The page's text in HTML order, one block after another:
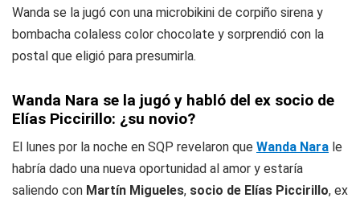
Wanda se la jugó con una microbikini de corpiño sirena y
bombacha colaless color chocolate y sorprendió con la
postal que eligió para presumirla.
Wanda Nara se la jugó y habló del ex socio de
Elías Piccirillo: ¿su novio?
El lunes por la noche en SQP revelaron que Wanda Nara le
habría dado una nueva oportunidad al amor y estaría
saliendo con Martín Migueles, socio de Elías Piccirillo, ex